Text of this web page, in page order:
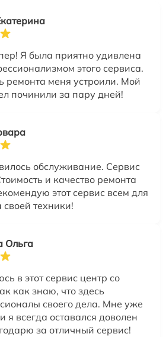
Я была приятно удивлена
этого сервиса.
ремонта меня устроили. Мой
починили за пару дней!
обслуживание. Сервис
и качество ремонта
этот сервис всем для
своей техники!
Ольга
в этот сервис центр со
как знаю, что здесь
своего дела. Мне уже
я всегда оставался доволен
за отличный сервис!